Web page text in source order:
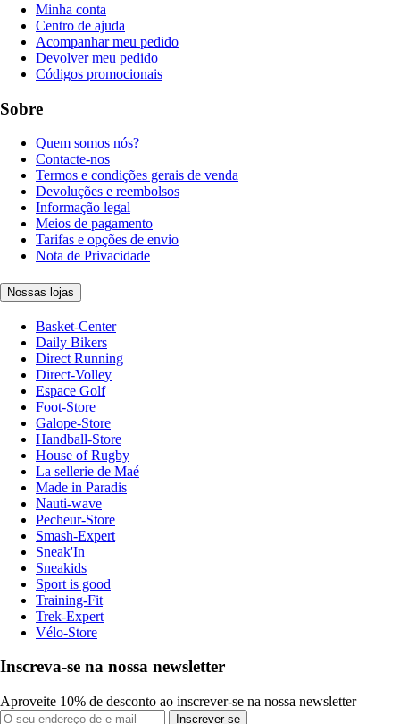
Minha conta
Centro de ajuda
Acompanhar meu pedido
Devolver meu pedido
Códigos promocionais
Sobre
Quem somos nós?
Contacte-nos
Termos e condições gerais de venda
Devoluções e reembolsos
Informação legal
Meios de pagamento
Tarifas e opções de envio
Nota de Privacidade
Nossas lojas
Basket-Center
Daily Bikers
Direct Running
Direct-Volley
Espace Golf
Foot-Store
Galope-Store
Handball-Store
House of Rugby
La sellerie de Maé
Made in Paradis
Nauti-wave
Pecheur-Store
Smash-Expert
Sneak'In
Sneakids
Sport is good
Training-Fit
Trek-Expert
Vélo-Store
Inscreva-se na nossa newsletter
Aproveite 10% de desconto ao inscrever-se na nossa newsletter
Inscrever-se